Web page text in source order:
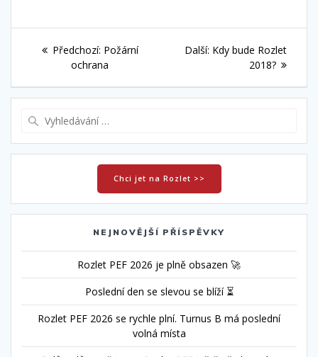
Navigace
příspěvek
Předchozí: Předchozí
příspěvek:
Požární
ochrana
Další: Další
příspěvek:
Kdy bude Rozlet
2018?
Chci jet na Rozlet >>
NEJNOVĚJŠÍ PŘÍSPĚVKY
Rozlet PEF 2026 je plně obsazen 🚀
Poslední den se slevou se blíží ⏳
Rozlet PEF 2026 se rychle plní. Turnus B má poslední
volná místa